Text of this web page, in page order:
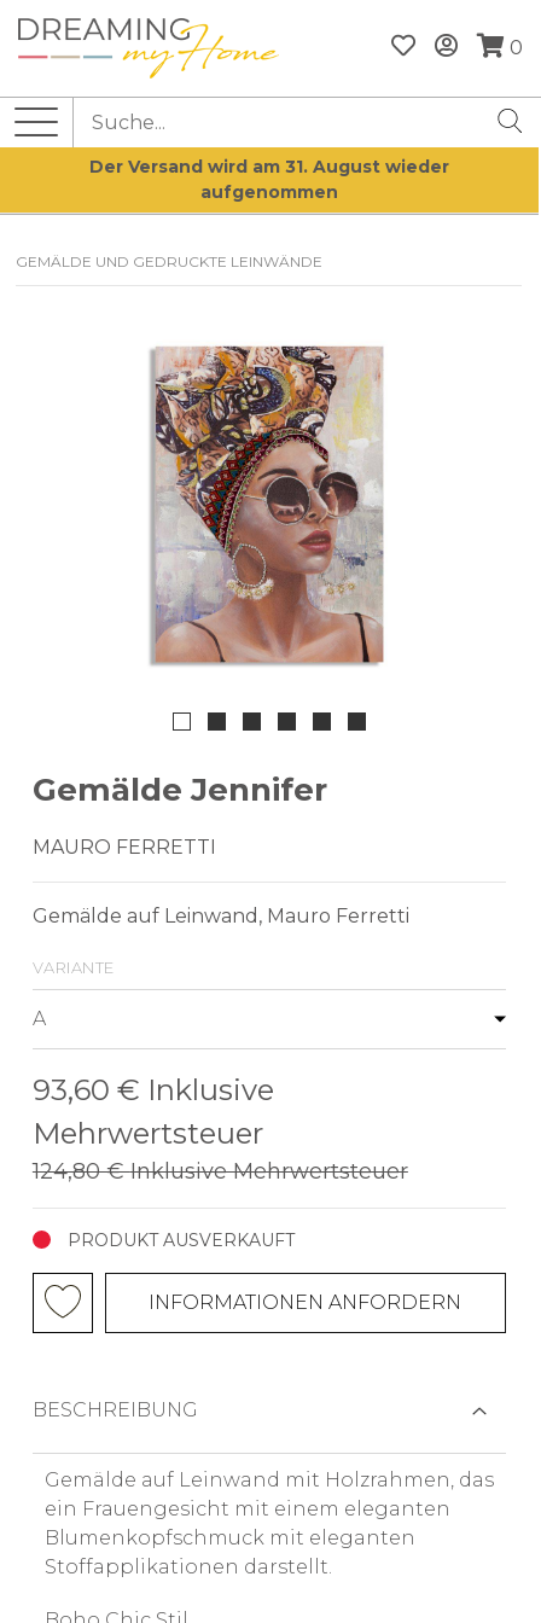
0
Der Versand wird am 31. August wieder
aufgenommen
GEMÄLDE UND GEDRUCKTE LEINWÄNDE
Gemälde Jennifer
MAURO FERRETTI
Gemälde auf Leinwand, Mauro Ferretti
variante
93,60 € Inklusive
Mehrwertsteuer
124,80 €Inklusive Mehrwertsteuer
PRODUKT AUSVERKAUFT
INFORMATIONEN ANFORDERN
BESCHREIBUNG
Gemälde auf Leinwand mit Holzrahmen, das
ein Frauengesicht mit einem eleganten
Blumenkopfschmuck mit eleganten
Stoffapplikationen darstellt.